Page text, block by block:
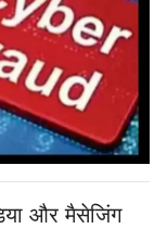
और मैसेजिंग